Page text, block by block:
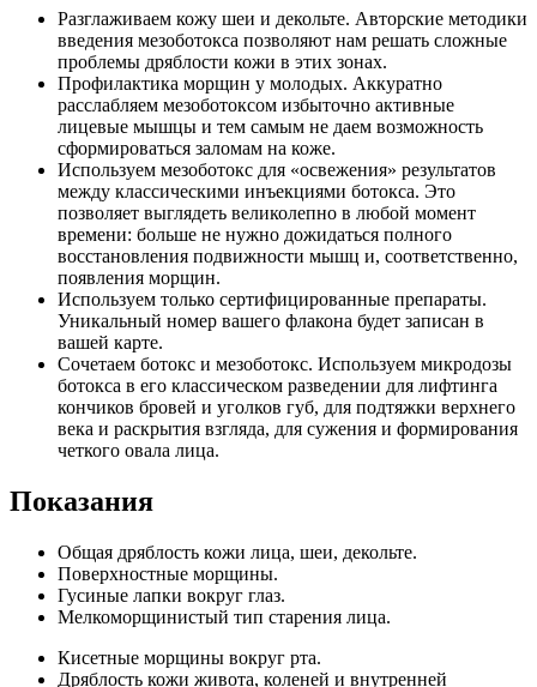
Разглаживаем кожу шеи и декольте. Авторские методики
введения мезоботокса позволяют нам решать сложные
проблемы дряблости кожи в этих зонах.
Профилактика морщин у молодых. Аккуратно
расслабляем мезоботоксом избыточно активные
лицевые мышцы и тем самым не даем возможность
сформироваться заломам на коже.
Используем мезоботокс для «освежения» результатов
между классическими инъекциями ботокса. Это
позволяет выглядеть великолепно в любой момент
времени: больше не нужно дожидаться полного
восстановления подвижности мышц и, соответственно,
появления морщин.
Используем только сертифицированные препараты.
Уникальный номер вашего флакона будет записан в
вашей карте.
Сочетаем ботокс и мезоботокс. Используем микродозы
ботокса в его классическом разведении для лифтинга
кончиков бровей и уголков губ, для подтяжки верхнего
века и раскрытия взгляда, для сужения и формирования
четкого овала лица.
Показания
Общая дряблость кожи лица, шеи, декольте.
Поверхностные морщины.
Гусиные лапки вокруг глаз.
Мелкоморщинистый тип старения лица.
Кисетные морщины вокруг рта.
Дряблость кожи живота, коленей и внутренней